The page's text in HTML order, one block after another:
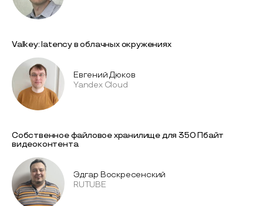
Valkey: latency в облачных окружениях
Евгений Дюков
Yandex Cloud
Собственное файловое хранилище для 350 Пбайт
видеоконтента
Эдгар Воскресенский
RUTUBE